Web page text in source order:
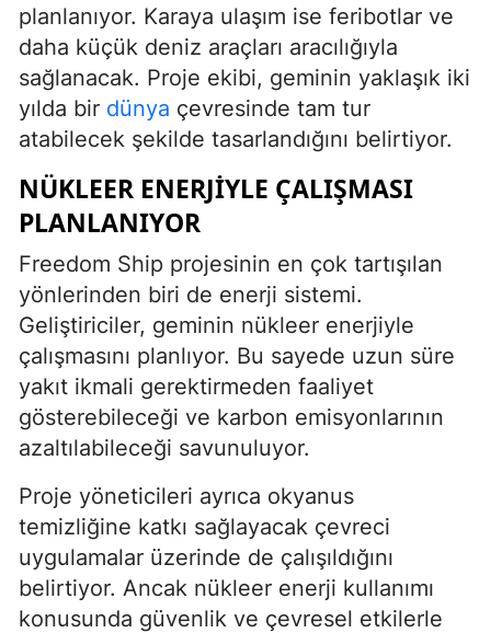
planlanıyor. Karaya ulaşım ise feribotlar ve
daha küçük deniz araçları aracılığıyla
sağlanacak. Proje ekibi, geminin yaklaşık iki
yılda bir dünya çevresinde tam tur
atabilecek şekilde tasarlandığını belirtiyor.
NÜKLEER ENERJIYLE ÇALIŞMASI
PLANLANIYOR
Freedom Ship projesinin en çok tartışılan
yönlerinden biri de enerji sistemi.
Geliştiriciler, geminin nükleer enerjiyle
çalışmasını planlıyor. Bu sayede uzun süre
yakıt ikmali gerektirmeden faaliyet
gösterebileceği ve karbon emisyonlarının
azaltılabileceği savunuluyor.
Proje yöneticileri ayrıca okyanus
temizliğine katkı sağlayacak çevreci
uygulamalar üzerinde de çalışıldığını
belirtiyor. Ancak nükleer enerji kullanımı
konusunda güvenlik ve çevresel etkilerle